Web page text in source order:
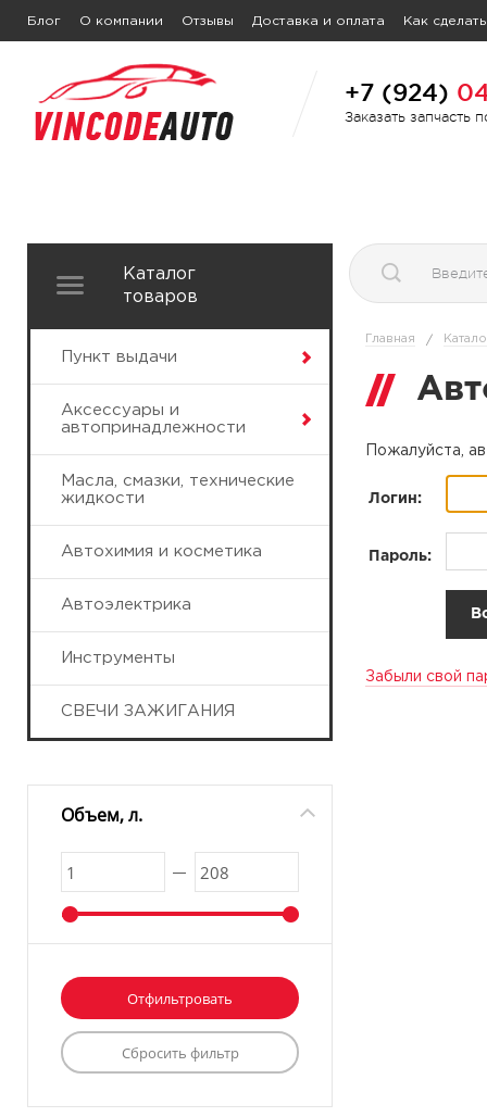
Блог О компании Отзывы Доставка и оплата Как
+7 (924)
Заказать запчасть
Каталог
товаров
Пункт выдачи
Аксессуары и
автопринадлежности
Масла, смазки, технические
жидкости
Автохимия и косметика
Автоэлектрика
Инструменты
СВЕЧИ ЗАЖИГАНИЯ
Объем, л.
Главная /
Пожалуйста,
Логин:
Пароль:
Забыли свой